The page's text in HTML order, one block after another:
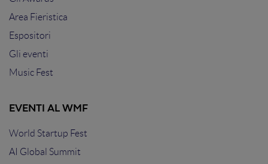
Area Fieristica
Espositori
Gli eventi
Music Fest
EVENTI AL WMF
World Startup Fest
AI Global Summit